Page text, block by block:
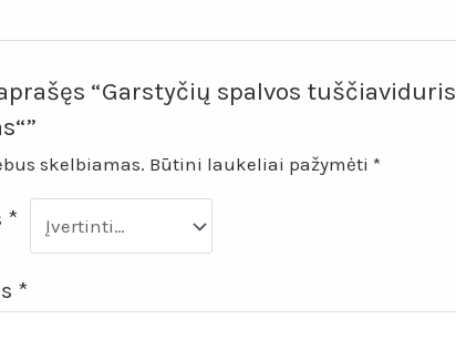
“Garstyčių spalvos tuščiaviduris
skelbiamas. Būtini laukeliai pažymėti*
*
*